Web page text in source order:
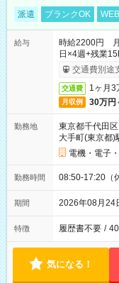
派遣 ブランクOK
給与
時給2200円
日×4週+残業
交通費別途
交通費 1ヶ月3
月収例 30万円
勤務地
東京都千代田区
大手町(東京都)
電機・電子
勤務時間 08:50-17:20（
期間 2026年08月
特徴 履歴書不要 /
気になる！